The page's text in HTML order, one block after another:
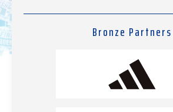
Bronze Partners